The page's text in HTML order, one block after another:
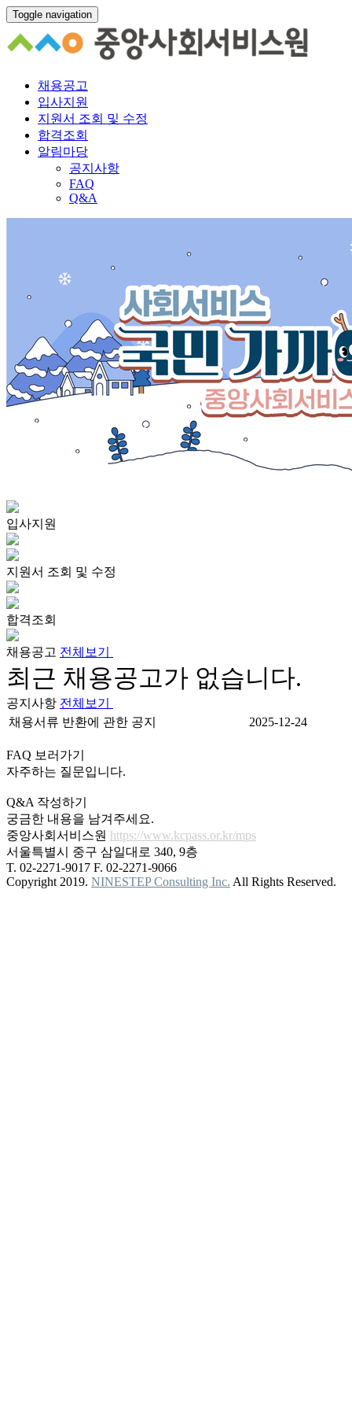
Toggle navigation
채용공고
입사지원
지원서 조회 및 수정
합격조회
알림마당
공지사항
FAQ
Q&A
입사지원
지원서 조회 및 수정
합격조회
채용공고 전체보기
최근 채용공고가 없습니다.
공지사항 전체보기
채용서류 반환에 관한 공지
2025-12-24
FAQ 보러가기
자주하는 질문입니다.
Q&A 작성하기
궁금한 내용을 남겨주세요.
중앙사회서비스원 https://www.kcpass.or.kr/mps
서울특별시 중구 삼일대로 340, 9층
T. 02-2271-9017 F. 02-2271-9066
Copyright 2019. NINESTEP Consulting Inc. All Rights Reserved.